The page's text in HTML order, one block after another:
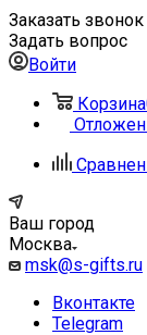
Заказать звонок
Задать вопрос
Войти
Корзина
Ваш город
Москва
msk@s-gifts.ru
Вконтакте
Telegram